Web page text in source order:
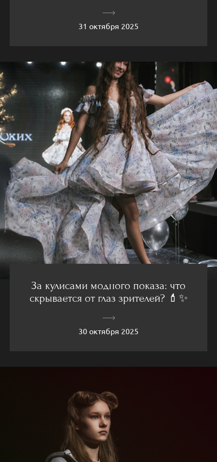
31 октября 2025
За кулисами модного показа: что
скрывается от глаз зрителей? 💄✨
30 октября 2025